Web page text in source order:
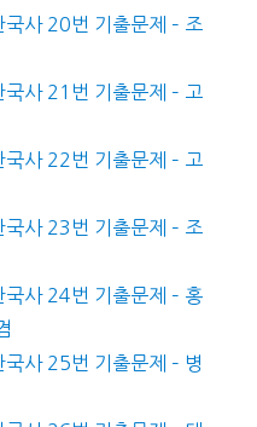
사 20번 기출문제 – 조
사 21번 기출문제 – 고
사 22번 기출문제 – 고
사 23번 기출문제 – 조
사 24번 기출문제 – 홍
사 25번 기출문제 – 병